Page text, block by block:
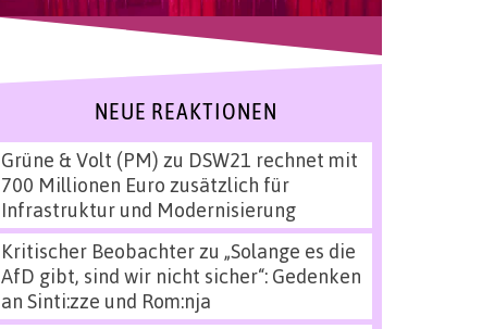
NEUE REAKTIONEN
Grüne & Volt (PM) zu DSW21 rechnet mit
700 Millionen Euro zusätzlich für
Infrastruktur und Modernisierung
Kritischer Beobachterzu „Solange es die
AfD gibt, sind wir nicht sicher“: Gedenken
an Sinti:zze und Rom:nja